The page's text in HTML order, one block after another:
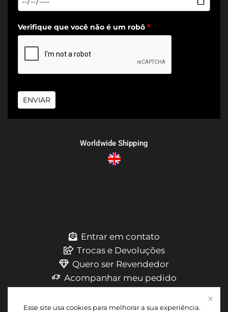
Verifique que você não é um robô *
ENVIAR
Worldwide Shipping
Entrar em contato
Trocas e Devoluções
Quero ser Revendedor
Acompanhar meu pedido
Esse site usa cookies para melhorar a sua experiência.